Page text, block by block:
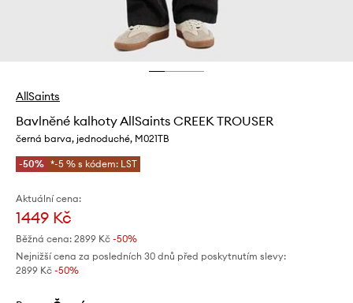
AllSaints
Bavlněné kalhoty AllSaints CREEK TROUSER
černá barva, jednoduché, M021TB
-50% *-5 % s kódem: LST
Aktuální cena:
1449 Kč
Běžná cena: 2899 Kč -50%
Nejnižší cena za posledních 30 dnů před poskytnutím slevy:
2899 Kč -50%